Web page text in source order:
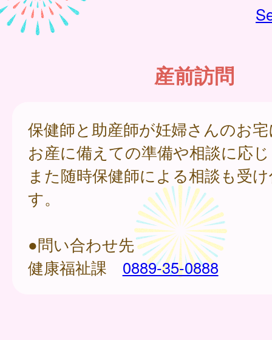
産前訪問
保健師と助産師が妊婦さんのお
お産に備えての準備や相談に応
また随時保健師による相談も受
す。
●問い合わせ先
健康福祉課 0889-35-0888